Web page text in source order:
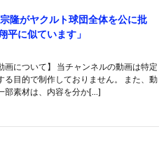
隆がヤクルト球団全体を公に批
平に似ています」
画について】 当チャンネルの動画は特定
る目的で制作しておりません。 また、動
部素材は、内容を分か[…]